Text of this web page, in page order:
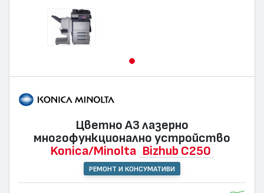
Цветно А3 лазернo
многофункционално устройство
Konica/Minolta Bizhub C250
РЕМОНТ И КОНСУМАТИВИ